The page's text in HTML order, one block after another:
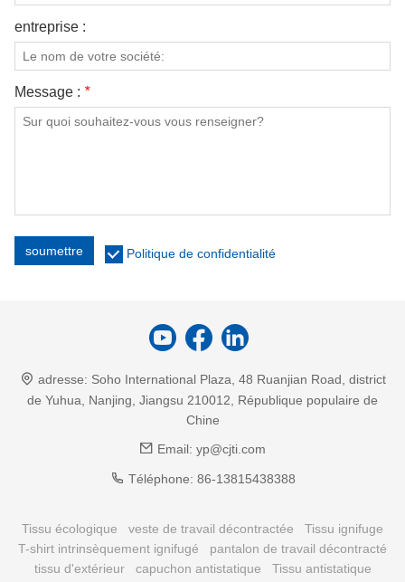
entreprise :
Message : *
soumettre Politique de confidentialité
adresse: Soho International Plaza, 48 Ruanjian Road, district
de Yuhua, Nanjing, Jiangsu 210012, République populaire de
Chine
Email: yp@cjti.com
Téléphone: 86-13815438388
Tissu écologique veste de travail décontractée
Tissu ignifuge
T-shirt intrinsèquement ignifugé
pantalon de travail décontracté
tissu d'extérieur
capuchon antistatique
Tissu antistatique